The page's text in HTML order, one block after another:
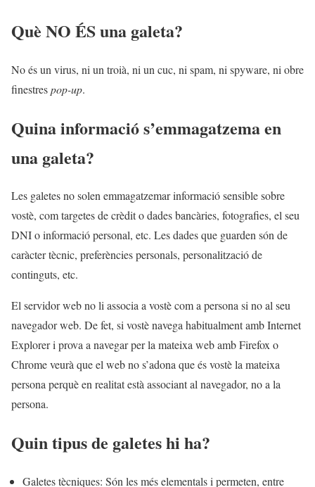
Què NO ÉS una galeta?
No és un virus, ni un troià, ni un cuc, ni spam, ni spyware, ni obre
finestrespop-up.
Quina informació s’emmagatzema en
una galeta?
Les galetes no solen emmagatzemar informació sensible sobre
vostè, com targetes de crèdit o dades bancàries, fotografies, el seu
DNI o informació personal, etc. Les dades que guarden són de
caràcter tècnic, preferències personals, personalització de
continguts, etc.
El servidor web no li associa a vostè com a persona si no al seu
navegador web. De fet, si vostè navega habitualment amb Internet
Explorer i prova a navegar per la mateixa web amb Firefox o
Chrome veurà que el web no s’adona que és vostè la mateixa
persona perquè en realitat està associant al navegador, no a la
persona.
Quin tipus de galetes hi ha?
Galetes tècniques: Són les més elementals i permeten, entre